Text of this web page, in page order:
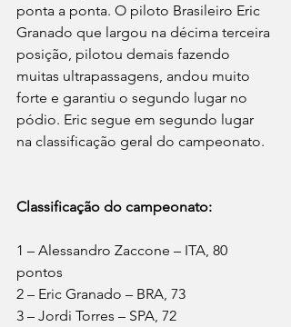
ponta a ponta. O piloto Brasileiro Eric
Granado que largou na décima terceira
posição, pilotou demais fazendo
muitas ultrapassagens, andou muito
forte e garantiu o segundo lugar no
pódio. Eric segue em segundo lugar
na classificação geral do campeonato.
Classificação do campeonato:
1 – Alessandro Zaccone – ITA, 80
pontos
2 – Eric Granado – BRA, 73
3 – Jordi Torres – SPA, 72